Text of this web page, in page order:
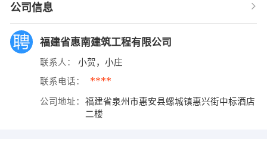
公司信息
福建省惠南建筑工程有限公司
联系人： 小贺，小庄
联系电话： ****
公司地址：
福建省泉州市惠安县螺城镇惠兴街中标酒店
二楼